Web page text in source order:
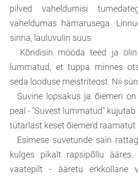
pilved vaheldumisi
vaheldumas hämarusega.
sinna, lauluvulin suus.
Kõndisin mööda teed ja
lummatud, et tuppa minnes
seda looduse meistriteost. Nii
Suvine lopsakus ja õiemeri
peal - "Suvest lummatud" kujutab
tütarlast keset õiemerd raamatut
Esimese suvetunde sain
kulges pikalt rapsipõllu
vaatepilt - ääretu erkkollane